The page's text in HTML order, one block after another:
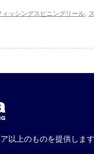
ィッシングスピニングリール,
以上のものを提供しま